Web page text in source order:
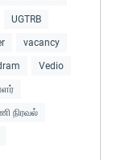
UGTRB
vacancy
Vedio
நிரவல்